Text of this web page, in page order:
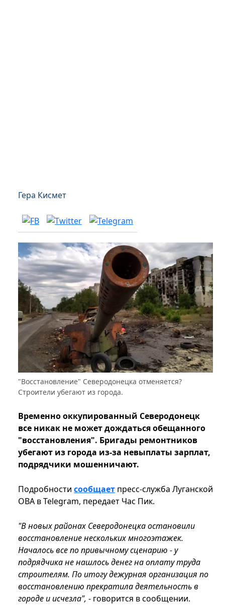
Гера Кисмет
"Восстановление" Северодонецка отменяется?
Строители убегают из города.
Временно оккупированный Северодонецк
все никак не может дождаться обещанного
"восстановления". Бригады ремонтников
убегают из города из-за невыплаты зарплат,
подрядчики мошенничают.
Подробности сообщает пресс-служба Луганской
ОВА в Telegram, передает Час Пик.
"В новых районах Северодонецка остановили
восстановление нескольких многоэтажек.
Началось все по привычному сценарию - у
подрядчика не нашлось денег на оплату труда
строителям. По итогу дежурная организация по
восстановлению прекратила деятельность в
городе и исчезла", - говорится в сообщении.